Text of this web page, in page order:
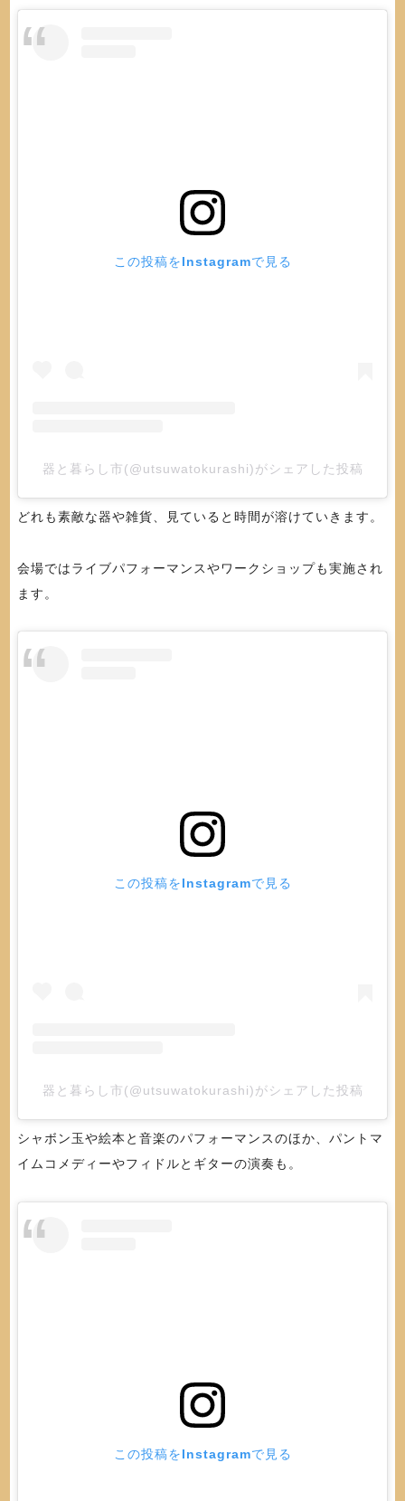
この投稿をInstagramで見る
器と暮らし市(@utsuwatokurashi)がシェアした投稿
どれも素敵な器や雑貨、見ていると時間が溶けていきます。
会場ではライブパフォーマンスやワークショップも実施され
ます。
この投稿をInstagramで見る
器と暮らし市(@utsuwatokurashi)がシェアした投稿
シャボン玉や絵本と音楽のパフォーマンスのほか、パントマ
イムコメディーやフィドルとギターの演奏も。
この投稿をInstagramで見る